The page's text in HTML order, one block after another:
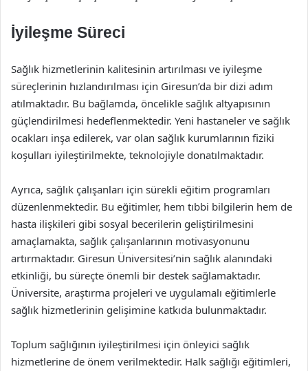
İyileşme Süreci
Sağlık hizmetlerinin kalitesinin artırılması ve iyileşme
süreçlerinin hızlandırılması için Giresun’da bir dizi adım
atılmaktadır. Bu bağlamda, öncelikle sağlık altyapısının
güçlendirilmesi hedeflenmektedir. Yeni hastaneler ve sağlık
ocakları inşa edilerek, var olan sağlık kurumlarının fiziki
koşulları iyileştirilmekte, teknolojiyle donatılmaktadır.
Ayrıca, sağlık çalışanları için sürekli eğitim programları
düzenlenmektedir. Bu eğitimler, hem tıbbi bilgilerin hem de
hasta ilişkileri gibi sosyal becerilerin geliştirilmesini
amaçlamakta, sağlık çalışanlarının motivasyonunu
artırmaktadır. Giresun Üniversitesi’nin sağlık alanındaki
etkinliği, bu süreçte önemli bir destek sağlamaktadır.
Üniversite, araştırma projeleri ve uygulamalı eğitimlerle
sağlık hizmetlerinin gelişimine katkıda bulunmaktadır.
Toplum sağlığının iyileştirilmesi için önleyici sağlık
hizmetlerine de önem verilmektedir. Halk sağlığı eğitimleri,